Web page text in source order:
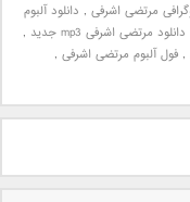
مرتضی اشرفی , دانلود آلبوم
دانلود مرتضی اشرفی mp3 جدید
,
, فول آلبوم مرتضی اشرفی ,